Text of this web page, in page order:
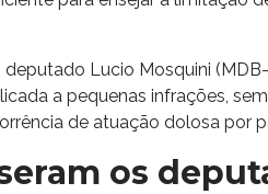
Lucio Mosquini
a pequenas infrações,
de atuação dolosa por
os